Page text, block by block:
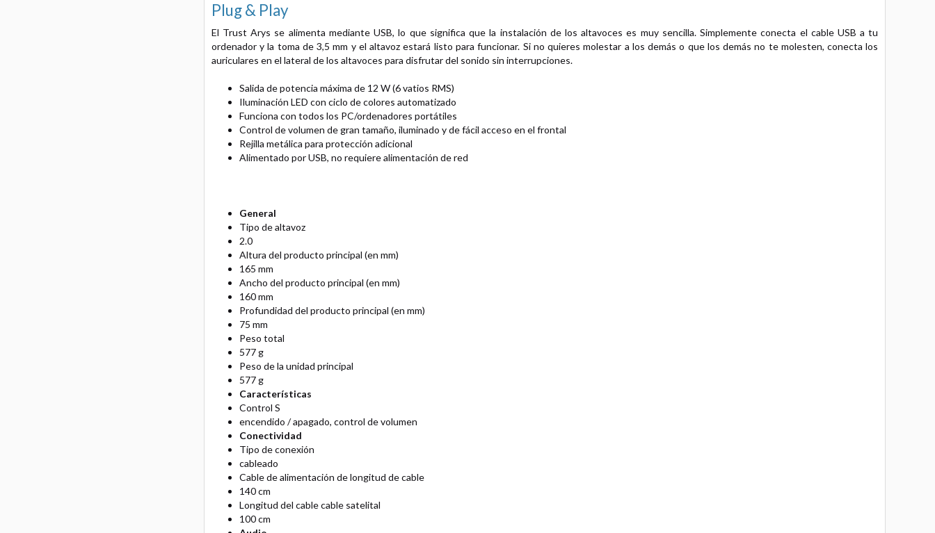
Plug & Play
El Trust Arys se alimenta mediante USB, lo que significa que la instalación de los altavoces es muy sencilla. Simplemente conecta el cable USB a tu
ordenador y la toma de 3,5 mm y el altavoz estará listo para funcionar. Si no quieres molestar a los demás o que los demás no te molesten, conecta los
auriculares en el lateral de los altavoces para disfrutar del sonido sin interrupciones.
Salida de potencia máxima de 12 W (6 vatios RMS)
Iluminación LED con ciclo de colores automatizado
Funciona con todos los PC/ordenadores portátiles
Control de volumen de gran tamaño, iluminado y de fácil acceso en el frontal
Rejilla metálica para protección adicional
Alimentado por USB, no requiere alimentación de red
General
Tipo de altavoz
2.0
Altura del producto principal (en mm)
165 mm
Ancho del producto principal (en mm)
160 mm
Profundidad del producto principal (en mm)
75 mm
Peso total
577 g
Peso de la unidad principal
577 g
Características
Control S
encendido / apagado, control de volumen
Conectividad
Tipo de conexión
cableado
Cable de alimentación de longitud de cable
140 cm
Longitud del cable cable satelital
100 cm